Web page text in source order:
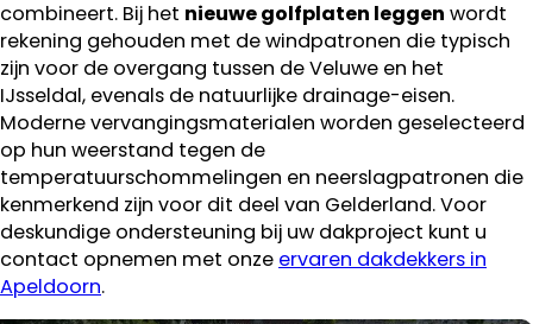
combineert. Bij het nieuwe golfplaten leggen wordt
rekening gehouden met de windpatronen die typisch
zijn voor de overgang tussen de Veluwe en het
IJsseldal, evenals de natuurlijke drainage-eisen.
Moderne vervangingsmaterialen worden geselecteerd
op hun weerstand tegen de
temperatuurschommelingen en neerslagpatronen die
kenmerkend zijn voor dit deel van Gelderland. Voor
deskundige ondersteuning bij uw dakproject kunt u
contact opnemen met onze ervaren dakdekkers in
Apeldoorn.